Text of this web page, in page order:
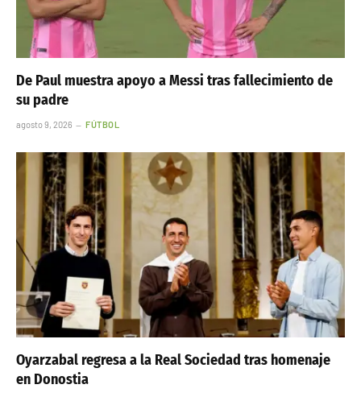
De Paul muestra apoyo a Messi tras fallecimiento de
su padre
agosto 9, 2026 FÚTBOL
Oyarzabal regresa a la Real Sociedad tras homenaje
en Donostia